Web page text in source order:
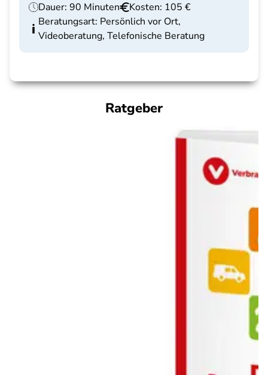
Dauer: 90 Minuten
Kosten: 105 €
Beratungsart: Persönlich vor Ort,
Videoberatung, Telefonische Beratung
Ratgeber